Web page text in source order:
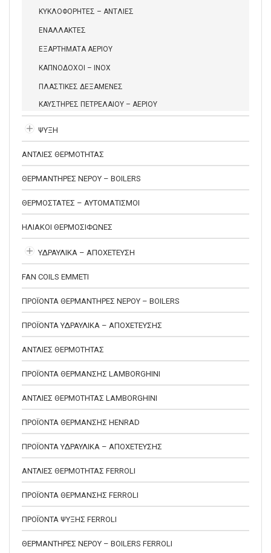
ΚΥΚΛΟΦΟΡΗΤΕΣ – ΑΝΤΛΙΕΣ
ΕΝΑΛΛΑΚΤΕΣ
ΕΞΑΡΤΗΜΑΤΑ ΑΕΡΙΟΥ
ΚΑΠΝΟΔΟΧΟΙ – INOX
ΠΛΑΣΤΙΚΕΣ ΔΕΞΑΜΕΝΕΣ
ΚΑΥΣΤΗΡΕΣ ΠΕΤΡΕΛΑΙΟΥ – ΑΕΡΙΟΥ
ΨΥΞΗ
ΑΝΤΛΙΕΣ ΘΕΡΜΟΤΗΤΑΣ
ΘΕΡΜΑΝΤΗΡΕΣ ΝΕΡΟΥ – BOILERS
ΘΕΡΜΟΣΤΑΤΕΣ – ΑΥΤΟΜΑΤΙΣΜΟΙ
ΗΛΙΑΚΟΙ ΘΕΡΜΟΣΙΦΩΝΕΣ
ΥΔΡΑΥΛΙΚΑ – ΑΠΟΧΕΤΕΥΣΗ
FAN COILS EMMETI
ΠΡΟΪΟΝΤΑ ΘΕΡΜΑΝΤΗΡΕΣ ΝΕΡΟΥ – BOILERS
ΠΡΟΪΟΝΤΑ ΥΔΡΑΥΛΙΚΑ – ΑΠΟΧΕΤΕΥΣΗΣ
ΑΝΤΛΙΕΣ ΘΕΡΜΟΤΗΤΑΣ
ΠΡΟΪΟΝΤΑ ΘΕΡΜΑΝΣΗΣ LAMBORGHINI
ΑΝΤΛΙΕΣ ΘΕΡΜΟΤΗΤΑΣ LAMBORGHINI
ΠΡΟΪΟΝΤΑ ΘΕΡΜΑΝΣΗΣ HENRAD
ΠΡΟΪΟΝΤΑ ΥΔΡΑΥΛΙΚΑ – ΑΠΟΧΕΤΕΥΣΗΣ
ΑΝΤΛΙΕΣ ΘΕΡΜΟΤΗΤΑΣ FERROLI
ΠΡΟΪΟΝΤΑ ΘΕΡΜΑΝΣΗΣ FERROLI
ΠΡΟΪΟΝΤΑ ΨΥΞΗΣ FERROLI
ΘΕΡΜΑΝΤΗΡΕΣ ΝΕΡΟΥ – BOILERS FERROLI